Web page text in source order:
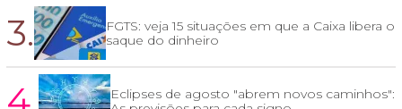
3.
FGTS: veja 15 situações em que a Caixa libera o
saque do dinheiro
Eclipses de agosto "abrem novos caminhos":